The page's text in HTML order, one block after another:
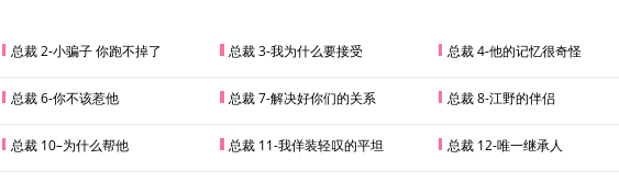
总裁 2-小骗子 你跑不掉了 总裁 3-我为什么要接受 总裁 4-他的记忆很奇怪
总裁 6-你不该惹他 总裁 7-解决好你们的关系 总裁 8-江野的伴侣
总裁 10–为什么帮他 总裁 11-我佯装轻叹的平坦 总裁 12-唯一继承人